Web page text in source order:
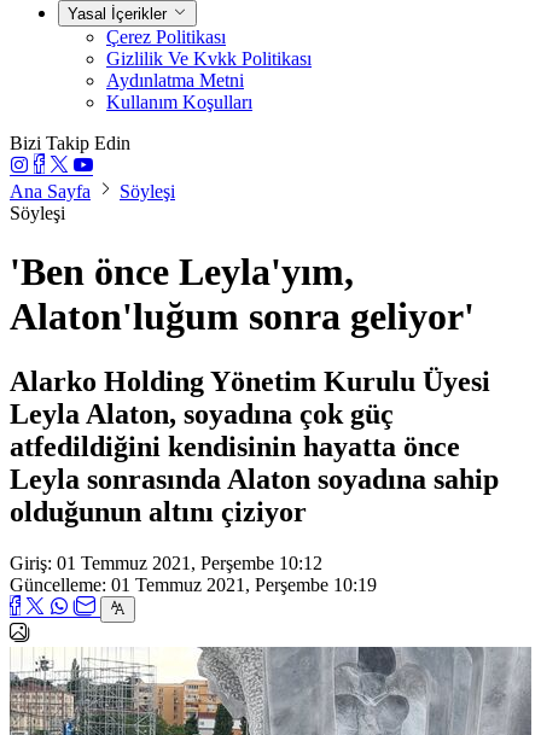
Yasal İçerikler
Çerez Politikası
Gizlilik Ve Kvkk Politikası
Aydınlatma Metni
Kullanım Koşulları
Bizi Takip Edin
Ana Sayfa
Söyleşi
Söyleşi
'Ben önce Leyla'yım,
Alaton'luğum sonra geliyor'
Alarko Holding Yönetim Kurulu Üyesi
Leyla Alaton, soyadına çok güç
atfedildiğini kendisinin hayatta önce
Leyla sonrasında Alaton soyadına sahip
olduğunun altını çiziyor
Giriş: 01 Temmuz 2021, Perşembe 10:12
Güncelleme: 01 Temmuz 2021, Perşembe 10:19